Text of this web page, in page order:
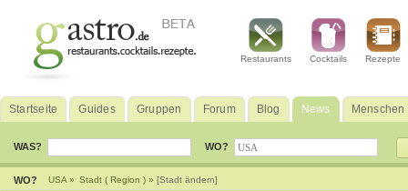
Restaurants Cocktails Rezepte
Startseite Guides Gruppen Forum Blog News Menschen
WAS? WO?
WO? USA » Stadt ( Region ) » [Stadt ändern]